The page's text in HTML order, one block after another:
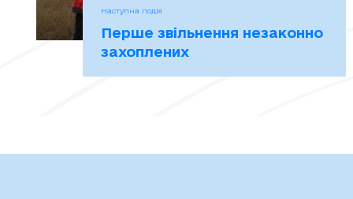
Наступна подія
Перше звільнення незаконно
захоплених